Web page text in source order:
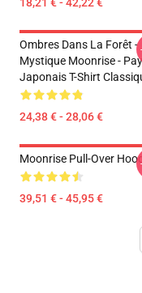
Ombres Dans La Forêt -
Mystique Moonrise -
Japonais T-Shirt
24,38 € - 28,06 €
Moonrise Pull-Over
39,51 € - 45,95 €